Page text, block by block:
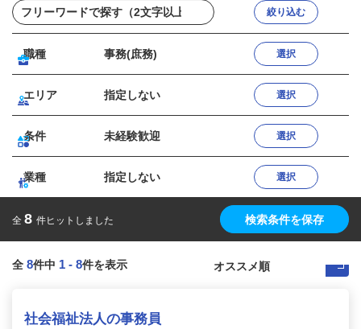
絞り込む
職種 事務(庶務) 選択
エリア 指定しない 選択
条件 未経験歓迎 選択
業種 指定しない 選択
全 8 件ヒットしました 検索条件を保存
全 8件中 1 - 8件を表示
社会福祉法人の事務員